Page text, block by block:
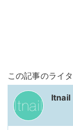
この記事のライ
Itnail